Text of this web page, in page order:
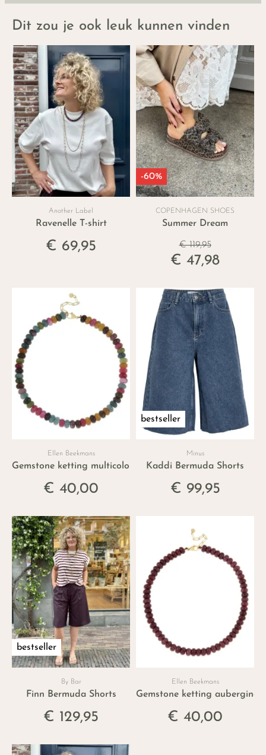
Dit zou je ook leuk kunnen vinden
Another Label
Ravenelle T-shirt
€ 69,95
-60%
COPENHAGEN SHOES
Summer Dream
€ 119,95
€ 47,98
Ellen Beekmans
Gemstone ketting multicolor II
€ 40,00
bestseller
Minus
Kaddi Bermuda Shorts
€ 99,95
bestseller
By Bar
Finn Bermuda Shorts
€ 129,95
Ellen Beekmans
Gemstone ketting aubergine
€ 40,00